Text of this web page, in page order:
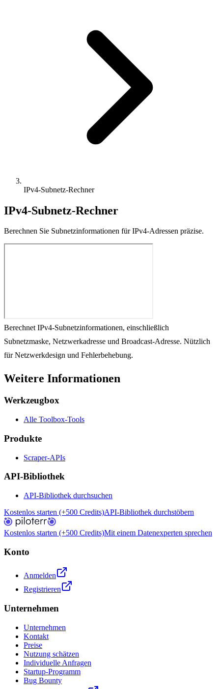
IPv4-Subnetz-Rechner
IPv4-Subnetz-Rechner
Berechnen Sie Subnetzinformationen für IPv4-Adressen präzise.
Berechnet IPv4-Subnetzinformationen, einschließlich
Subnetzmaske, Netzwerkadresse und Broadcast-Adresse. Nützlich
für Netzwerkdesign und Fehlerbehebung.
Weitere Informationen
Werkzeugbox
Alle Toolbox-Tools
Produkte
Scraper-APIs
API-Bibliothek
API-Bibliothek durchsuchen
Kostenlos starten (+500 Credits)API-Bibliothek durchstöbern
Kostenlos starten (+500 Credits)Mit einem Datenexperten sprechen
Konto
Anmelden
Registrieren
Unternehmen
Unternehmen
Kontakt
Preise
Nutzung schätzen
Individuelle Anfragen
Startup-Programm
Bug Bounty